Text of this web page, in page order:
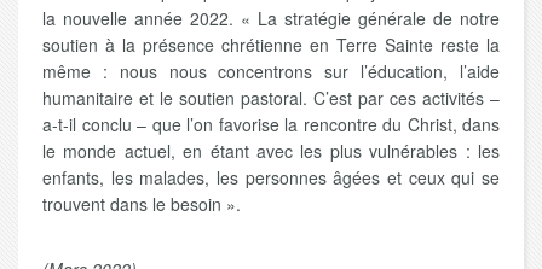
la nouvelle année 2022. « La stratégie générale de notre
soutien à la présence chrétienne en Terre Sainte reste la
même : nous nous concentrons sur l’éducation, l’aide
humanitaire et le soutien pastoral. C’est par ces activités –
a-t-il conclu – que l’on favorise la rencontre du Christ, dans
le monde actuel, en étant avec les plus vulnérables : les
enfants, les malades, les personnes âgées et ceux qui se
trouvent dans le besoin ».